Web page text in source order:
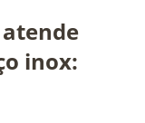
atende
inox: